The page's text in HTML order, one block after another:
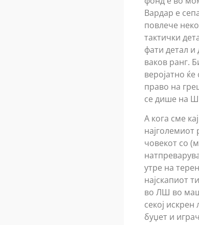
Вардар е
повлече
тактички
фати детал
ваков ранг.
веројатно
право на
се дише на
А кога сме
најголемиот
човекот со
утре на
најскапиот
во ЛШ во
секој
буџет и